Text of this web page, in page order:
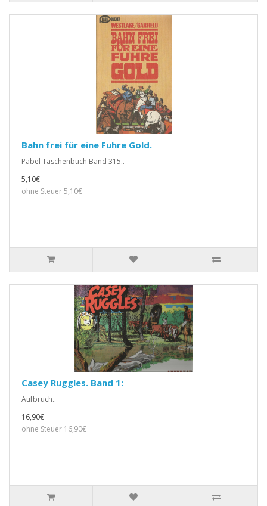
Bahn frei für eine Fuhre Gold.
Pabel Taschenbuch Band 315..
5,10€
ohne Steuer 5,10€
Casey Ruggles. Band 1:
Aufbruch..
16,90€
ohne Steuer 16,90€